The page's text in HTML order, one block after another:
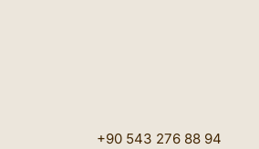
+90 543 276 88 94